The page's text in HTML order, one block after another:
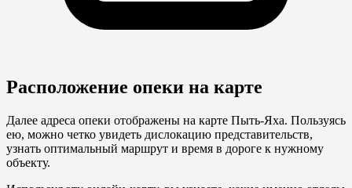
Расположение опеки на карте
Далее адреса опеки отображены на карте Пыть-Яха. Пользуясь
ею, можно четко увидеть дислокацию представительств,
узнать оптимальный маршрут и время в дороге к нужному
объекту.